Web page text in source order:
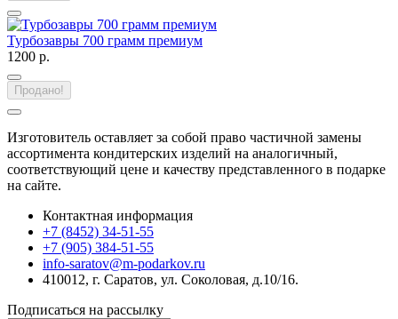
Турбозавры 700 грамм премиум
1200 р.
Продано!
Изготовитель оставляет за собой право частичной замены
ассортимента кондитерских изделий на аналогичный,
соответствующий цене и качеству представленного в подарке
на сайте.
Контактная информация
+7 (8452) 34-51-55
+7 (905) 384-51-55
info-saratov@m-podarkov.ru
410012, г. Саратов, ул. Соколовая, д.10/16.
Подписаться на рассылку